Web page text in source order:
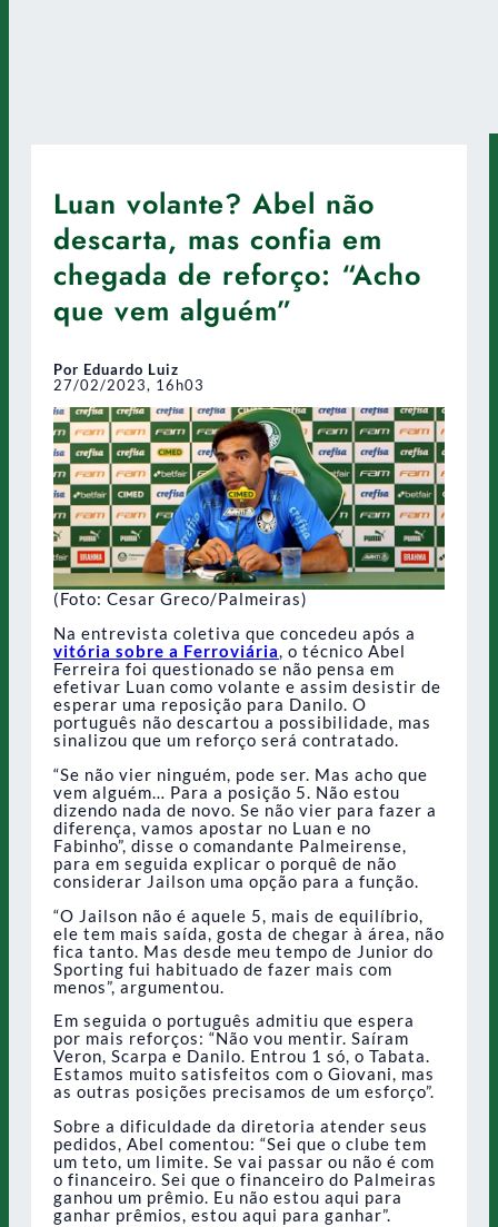
Luan volante? Abel não
descarta, mas confia em
chegada de reforço: “Acho
que vem alguém”
Por Eduardo Luiz
27/02/2023, 16h03
(Foto: Cesar Greco/Palmeiras)
Na entrevista coletiva que concedeu após a
vitória sobre a Ferroviária, o técnico Abel
Ferreira foi questionado se não pensa em
efetivar Luan como volante e assim desistir de
esperar uma reposição para Danilo. O
português não descartou a possibilidade, mas
sinalizou que um reforço será contratado.
“Se não vier ninguém, pode ser. Mas acho que
vem alguém… Para a posição 5. Não estou
dizendo nada de novo. Se não vier para fazer a
diferença, vamos apostar no Luan e no
Fabinho”, disse o comandante Palmeirense,
para em seguida explicar o porquê de não
considerar Jailson uma opção para a função.
“O Jailson não é aquele 5, mais de equilíbrio,
ele tem mais saída, gosta de chegar à área, não
fica tanto. Mas desde meu tempo de Junior do
Sporting fui habituado de fazer mais com
menos”, argumentou.
Em seguida o português admitiu que espera
por mais reforços: “Não vou mentir. Saíram
Veron, Scarpa e Danilo. Entrou 1 só, o Tabata.
Estamos muito satisfeitos com o Giovani, mas
as outras posições precisamos de um esforço”.
Sobre a dificuldade da diretoria atender seus
pedidos, Abel comentou: “Sei que o clube tem
um teto, um limite. Se vai passar ou não é com
o financeiro. Sei que o financeiro do Palmeiras
ganhou um prêmio. Eu não estou aqui para
ganhar prêmios, estou aqui para ganhar”.